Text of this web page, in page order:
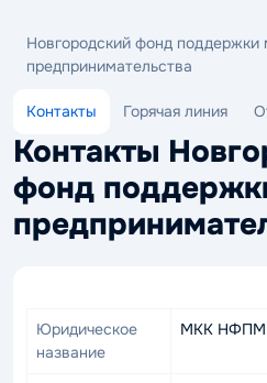
Новгородский фонд поддержки
предпринимательства
Контакты Горячая линия
Контакты
фонд
Юридическое
название
МКК